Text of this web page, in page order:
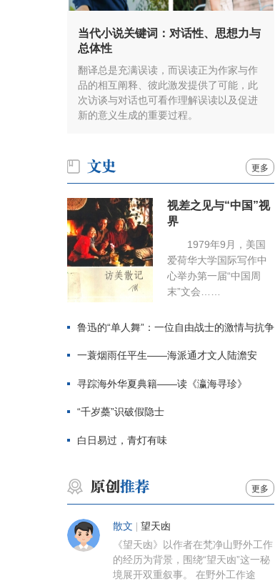
当代小说关键词：对话性、思想力与
总体性
翻译总是充满误读，而误读正为作家与作
品的相互阐释、彼此激发提供了可能，此
次访谈与对话也可看作理解误读以及促进
新的意义生成的重要过程。
更多
视差之见与“中国”视
界
1979年9月，美国
爱荷华大学国际写作中
心举办第一届“中国周
末”文会……
鲁迅的“单人舞”：一位自由战士的激情与抗争
一蓑烟雨任平生——海派通才文人陆澹安
寻踪海外华夏典籍——读《瀛海寻珍》
“千岁蘽”识破假隐士
白日易过，青灯有味
更多
散文 望天凼
《望天凼》以作者在梵净山野外工作
的经历为背景，围绕“望天凼”这一秘
境展开双重叙事。 在野外工作途